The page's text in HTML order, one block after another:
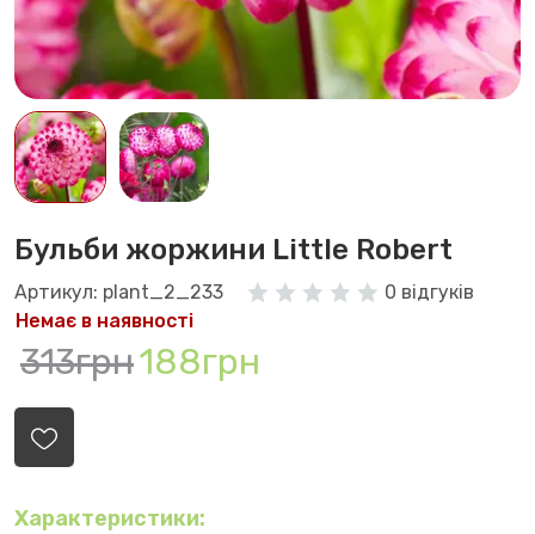
Бульби жоржини Little Robert
Артикул: plant_2_233
0 відгуків
Немає в наявності
313грн188грн
Характеристики: